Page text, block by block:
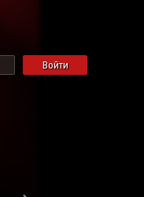
Войти